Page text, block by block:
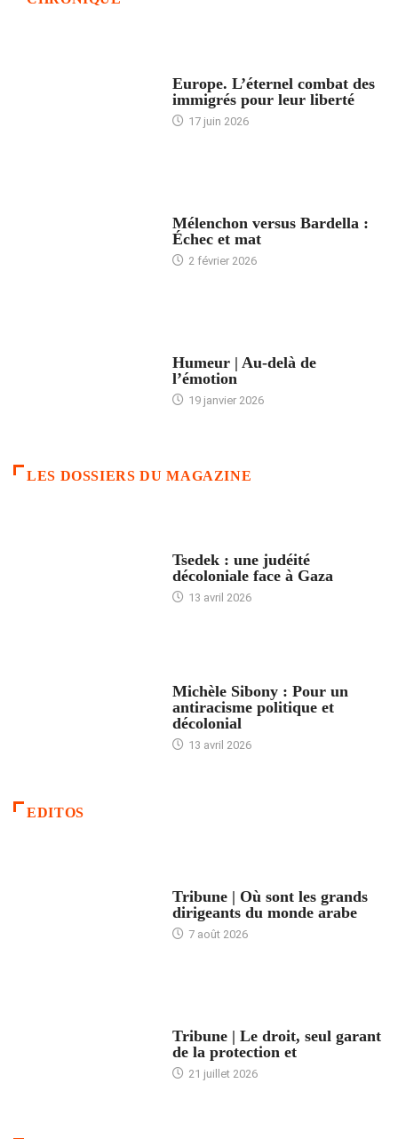
Europe. L’éternel combat des
immigrés pour leur liberté
17 juin 2026
Mélenchon versus Bardella :
Échec et mat
2 février 2026
Humeur | Au-delà de
l’émotion
19 janvier 2026
LES DOSSIERS DU MAGAZINE
Tsedek : une judéité
décoloniale face à Gaza
13 avril 2026
Michèle Sibony : Pour un
antiracisme politique et
décolonial
13 avril 2026
EDITOS
Tribune | Où sont les grands
dirigeants du monde arabe
7 août 2026
Tribune | Le droit, seul garant
de la protection et
21 juillet 2026